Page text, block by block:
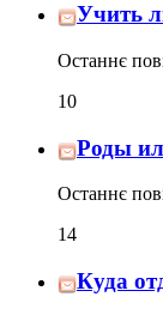
Учить
Останнє
10
Роды
Останнє
14
Куда